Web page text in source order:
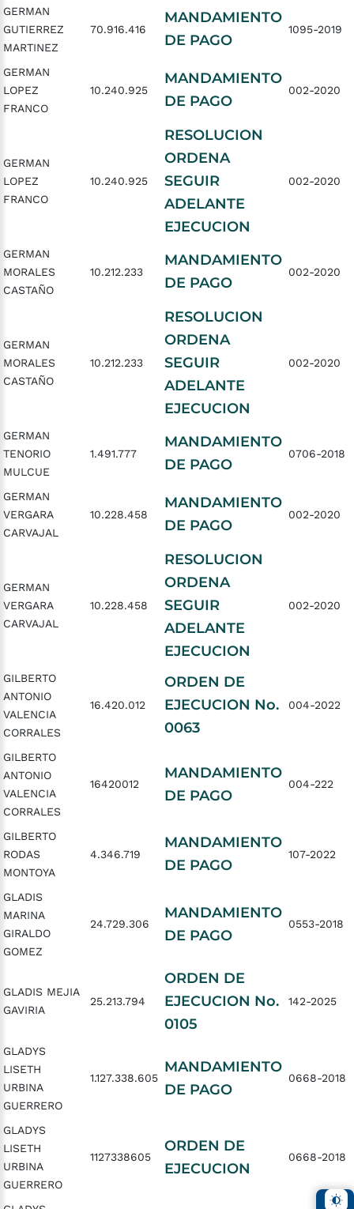
GERMAN
GUTIERREZ
MARTINEZ
70.916.416
MANDAMIENTO
DE PAGO
1095-2019
GERMAN
LOPEZ
FRANCO
10.240.925
MANDAMIENTO
DE PAGO
002-2020
GERMAN
LOPEZ
FRANCO
10.240.925
RESOLUCION
ORDENA
SEGUIR
ADELANTE
EJECUCION
002-2020
GERMAN
MORALES
CASTAÑO
10.212.233
MANDAMIENTO
DE PAGO
002-2020
GERMAN
MORALES
CASTAÑO
10.212.233
RESOLUCION
ORDENA
SEGUIR
ADELANTE
EJECUCION
002-2020
GERMAN
TENORIO
MULCUE
1.491.777
MANDAMIENTO
DE PAGO
0706-2018
GERMAN
VERGARA
CARVAJAL
10.228.458
MANDAMIENTO
DE PAGO
002-2020
GERMAN
VERGARA
CARVAJAL
10.228.458
RESOLUCION
ORDENA
SEGUIR
ADELANTE
EJECUCION
002-2020
GILBERTO
ANTONIO
VALENCIA
CORRALES
16.420.012
ORDEN DE
EJECUCION No.
0063
004-2022
GILBERTO
ANTONIO
VALENCIA
CORRALES
16420012
MANDAMIENTO
DE PAGO
004-222
GILBERTO
RODAS
MONTOYA
4.346.719
MANDAMIENTO
DE PAGO
107-2022
GLADIS
MARINA
GIRALDO
GOMEZ
24.729.306
MANDAMIENTO
DE PAGO
0553-2018
GLADIS MEJIA
GAVIRIA
25.213.794
ORDEN DE
EJECUCION No.
0105
142-2025
GLADYS
LISETH
URBINA
GUERRERO
1.127.338.605
MANDAMIENTO
DE PAGO
0668-2018
GLADYS
LISETH
URBINA
GUERRERO
1127338605
ORDEN DE
EJECUCION
0668-2018